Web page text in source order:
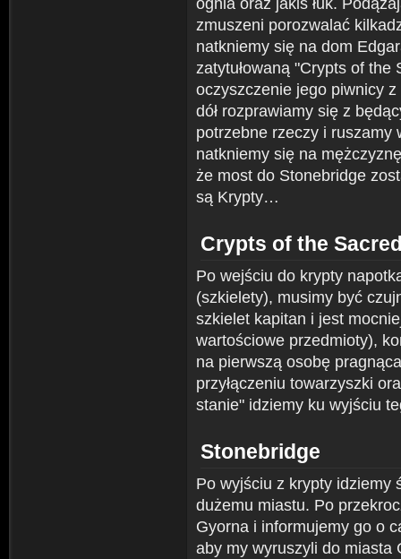
zmuszeni porozwalać
natkniemy się na dom
zatytułowaną "Crypts of
oczyszczenie jego piwnicy
dół rozprawiamy się z
potrzebne rzeczy i ruszamy
natkniemy się na
że most do Stonebridge
są Krypty…
Crypts of the
Po wejściu do krypty
(szkielety), musimy być
szkielet kapitan i jest
wartościowe przedmioty),
na pierwszą osobę
przyłączeniu towarzyszki
stanie" idziemy ku wyjściu
Stonebridge
Po wyjściu z krypty idziemy
dużemu miastu. Po
Gyorna i informujemy go o
aby my wyruszyli do miasta